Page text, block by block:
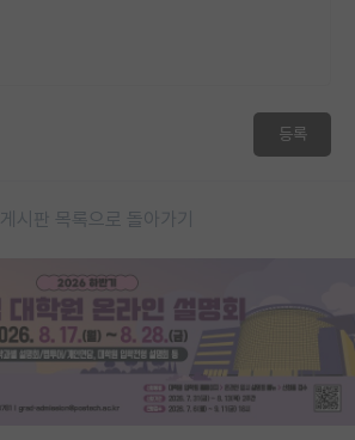
등록
게시판 목록으로 돌아가기